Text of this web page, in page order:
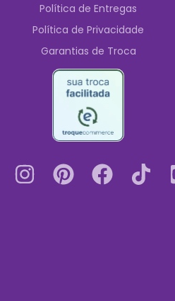
Política de Entregas
Política de Privacidade
Garantias de Troca